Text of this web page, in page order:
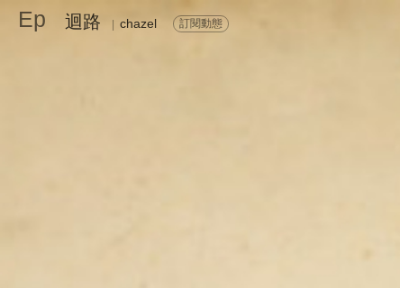
Ep 迴路 chazel 訂閱動態